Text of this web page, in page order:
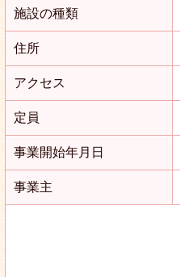
施設の種類
住所
アクセス
定員
事業開始年月日
事業主